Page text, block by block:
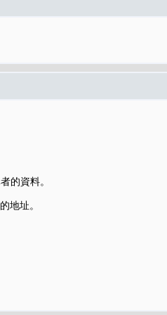
的資料。
地址。